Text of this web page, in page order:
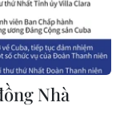
Nhà